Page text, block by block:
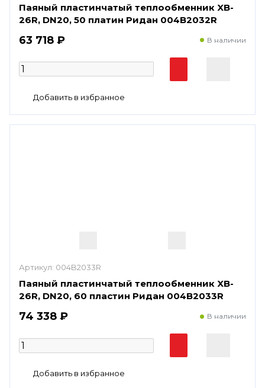
Паяный пластинчатый теплообменник XB-
26R, DN20, 50 платин Ридан 004B2032R
63 718 ₽ В наличии
Артикул: 004B2033R
Паяный пластинчатый теплообменник XB-
26R, DN20, 60 пластин Ридан 004B2033R
74 338 ₽ В наличии